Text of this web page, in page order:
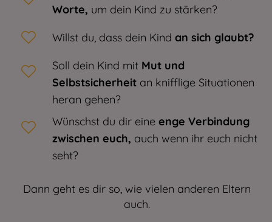
Worte, um dein Kind zu stärken?
Willst du, dass dein Kindan sich glaubt?
Soll dein Kind mit Mut und
Selbstsicherheit an knifflige Situationen
heran gehen?
Wünschst du dir eineenge Verbindung
zwischen euch, auch wenn ihr euch nicht
seht?
Dann geht es dir so, wie vielen anderen Eltern
auch.